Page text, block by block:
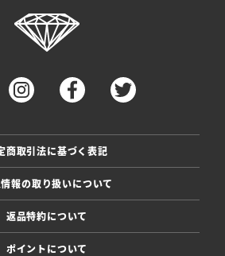
商取引法に基づく表記
報の取り扱いについて
返品特約について
ポイントについて